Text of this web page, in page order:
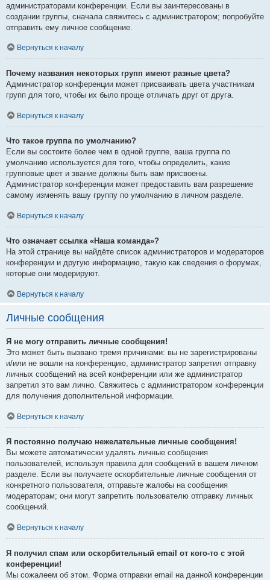
администраторами конференции. Если вы заинтересованы в
создании группы, сначала свяжитесь с администратором; попробуйте
отправить ему личное сообщение.
Вернуться к началу
Почему названия некоторых групп имеют разные цвета?
Администратор конференции может присваивать цвета участникам
групп для того, чтобы их было проще отличать друг от друга.
Вернуться к началу
Что такое группа по умолчанию?
Если вы состоите более чем в одной группе, ваша группа по
умолчанию используется для того, чтобы определить, какие
групповые цвет и звание должны быть вам присвоены.
Администратор конференции может предоставить вам разрешение
самому изменять вашу группу по умолчанию в личном разделе.
Вернуться к началу
Что означает ссылка «Наша команда»?
На этой странице вы найдёте список администраторов и модераторов
конференции и другую информацию, такую как сведения о форумах,
которые они модерируют.
Вернуться к началу
Личные сообщения
Я не могу отправить личные сообщения!
Это может быть вызвано тремя причинами: вы не зарегистрированы
и/или не вошли на конференцию, администратор запретил отправку
личных сообщений на всей конференции или же администратор
запретил это вам лично. Свяжитесь с администратором конференции
для получения дополнительной информации.
Вернуться к началу
Я постоянно получаю нежелательные личные сообщения!
Вы можете автоматически удалять личные сообщения
пользователей, используя правила для сообщений в вашем личном
разделе. Если вы получаете оскорбительные личные сообщения от
конкретного пользователя, отправьте жалобы на сообщения
модераторам; они могут запретить пользователю отправку личных
сообщений.
Вернуться к началу
Я получил спам или оскорбительный email от кого-то с этой
конференции!
Мы сожалеем об этом. Форма отправки email на данной конференции